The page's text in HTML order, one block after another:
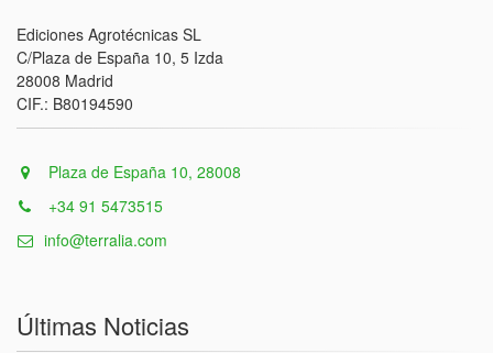
Ediciones Agrotécnicas SL
C/Plaza de España 10, 5 Izda
28008 Madrid
CIF.: B80194590
Plaza de España 10, 28008
+34 91 5473515
info@terralia.com
Últimas Noticias